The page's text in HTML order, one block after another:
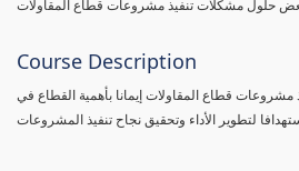
حلول مشكلات تنفيذ مشروعات قطاع المقاولات
Course Description
قطاع المقاولات إيمانا بأهمية القطاع في
لتطوير الأداء وتحقيق نجاح تنفيذ المشروعات